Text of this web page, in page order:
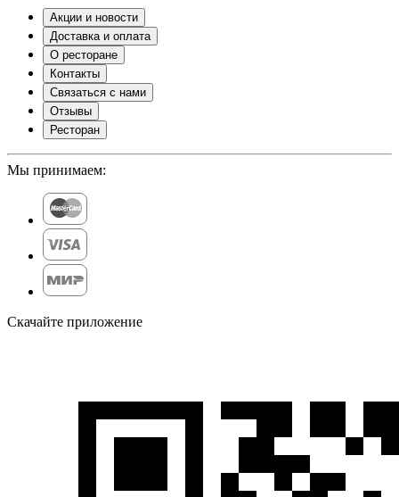
Акции и новости
Доставка и оплата
О ресторане
Контакты
Связаться с нами
Отзывы
Ресторан
Мы принимаем:
Скачайте приложение